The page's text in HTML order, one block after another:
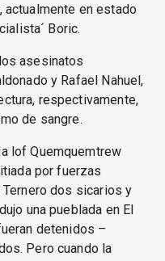
actualmente en estado
Boric.
asesinatos
y Rafael Nahuel,
respectivamente,
de sangre.
lof Quemquemtrew
por fuerzas
dos sicarios y
una pueblada en El
detenidos –
Pero cuando la